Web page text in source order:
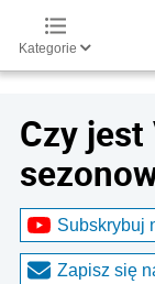
Kategorie
Czy jest
Subskrybuj
Zapisz się